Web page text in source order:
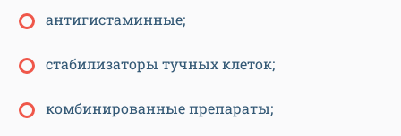
антигистаминные;
стабилизаторы тучных клеток;
комбинированные препараты;